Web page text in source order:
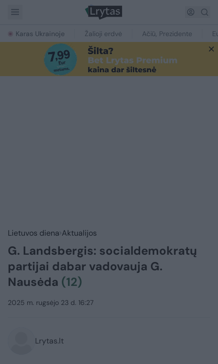
Karas Ukrainoje Žalioji erdvė Ačiū, Prezidente
Lietuvos diena Aktualijos
G. Landsbergis: socialdemokratų
partijai dabar vadovauja G.
Nausėda (12)
2025 m. rugsėjo 23 d. 16:27
Lrytas.lt